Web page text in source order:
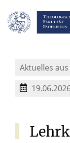
Aktuelles